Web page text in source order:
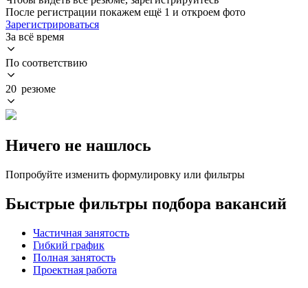
После регистрации покажем ещё 1 и откроем фото
Зарегистрироваться
За всё время
По соответствию
20 резюме
Ничего не нашлось
Попробуйте изменить формулировку или фильтры
Быстрые фильтры подбора вакансий
Частичная занятость
Гибкий график
Полная занятость
Проектная работа